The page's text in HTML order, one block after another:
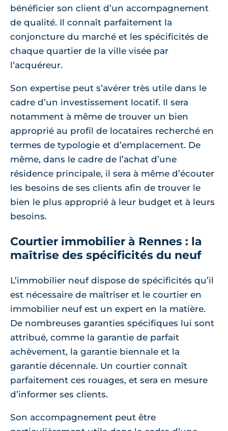
bénéficier son client d’un accompagnement
de qualité. Il connaît parfaitement la
conjoncture du marché et les spécificités de
chaque quartier de la ville visée par
l’acquéreur.
Son expertise peut s’avérer très utile dans le
cadre d’un investissement locatif. Il sera
notamment à même de trouver un bien
approprié au profil de locataires recherché en
termes de typologie et d’emplacement. De
même, dans le cadre de l’achat d’une
résidence principale, il sera à même d’écouter
les besoins de ses clients afin de trouver le
bien le plus approprié à leur budget et à leurs
besoins.
Courtier immobilier à Rennes : la
maîtrise des spécificités du neuf
L’immobilier neuf dispose de spécificités qu’il
est nécessaire de maîtriser et le courtier en
immobilier neuf est un expert en la matière.
De nombreuses garanties spécifiques lui sont
attribué, comme la garantie de parfait
achèvement, la garantie biennale et la
garantie décennale. Un courtier connaît
parfaitement ces rouages, et sera en mesure
d’informer ses clients.
Son accompagnement peut être